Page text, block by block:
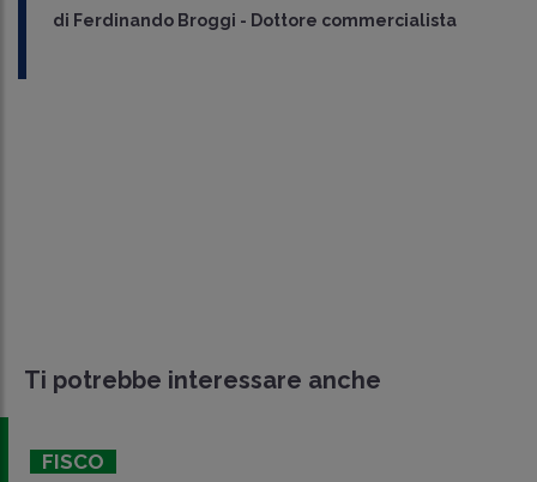
di Ferdinando Broggi - Dottore commercialista
Ti potrebbe interessare anche
FISCO